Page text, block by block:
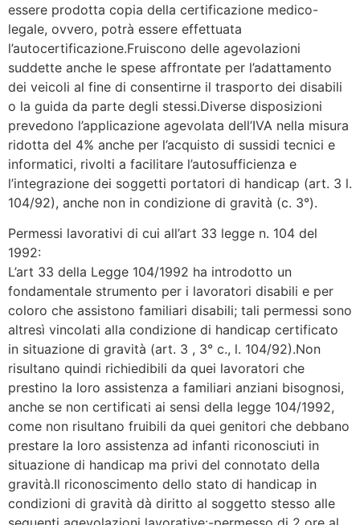
essere prodotta copia della certificazione medico-
legale, ovvero, potrà essere effettuata
l’autocertificazione.Fruiscono delle agevolazioni
suddette anche le spese affrontate per l’adattamento
dei veicoli al fine di consentirne il trasporto dei disabili
o la guida da parte degli stessi.Diverse disposizioni
prevedono l’applicazione agevolata dell’IVA nella misura
ridotta del 4% anche per l’acquisto di sussidi tecnici e
informatici, rivolti a facilitare l’autosufficienza e
l’integrazione dei soggetti portatori di handicap (art. 3 l.
104/92), anche non in condizione di gravità (c. 3°).
Permessi lavorativi di cui all’art 33 legge n. 104 del
1992:
L’art 33 della Legge 104/1992 ha introdotto un
fondamentale strumento per i lavoratori disabili e per
coloro che assistono familiari disabili; tali permessi sono
altresì vincolati alla condizione di handicap certificato
in situazione di gravità (art. 3 , 3° c., l. 104/92).Non
risultano quindi richiedibili da quei lavoratori che
prestino la loro assistenza a familiari anziani bisognosi,
anche se non certificati ai sensi della legge 104/1992,
come non risultano fruibili da quei genitori che debbano
prestare la loro assistenza ad infanti riconosciuti in
situazione di handicap ma privi del connotato della
gravità.Il riconoscimento dello stato di handicap in
condizioni di gravità dà diritto al soggetto stesso alle